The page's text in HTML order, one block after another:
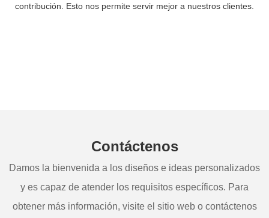
contribución. Esto nos permite servir mejor a nuestros clientes.
Contáctenos
Damos la bienvenida a los diseños e ideas personalizados
y es capaz de atender los requisitos específicos. Para
obtener más información, visite el sitio web o contáctenos